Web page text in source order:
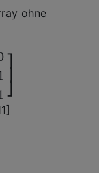
ohne
1]